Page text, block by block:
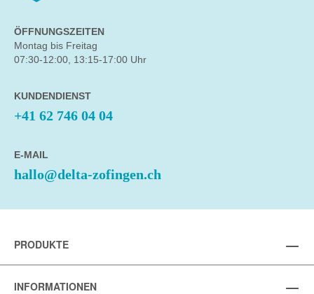
ÖFFNUNGSZEITEN
Montag bis Freitag
07:30-12:00, 13:15-17:00 Uhr
KUNDENDIENST
+41 62 746 04 04
E-MAIL
hallo@delta-zofingen.ch
PRODUKTE
INFORMATIONEN